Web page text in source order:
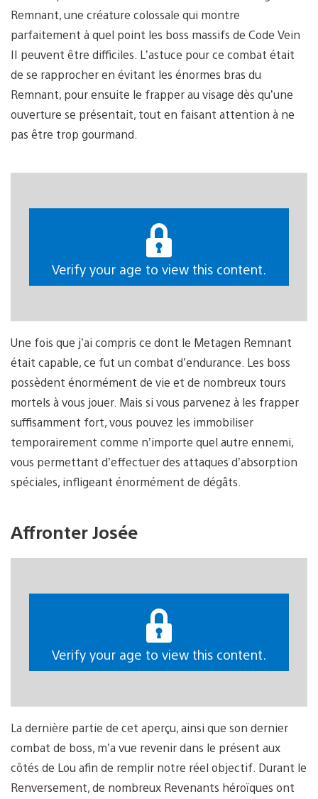
Remnant, une créature colossale qui montre
parfaitement à quel point les boss massifs de Code Vein
II peuvent être difficiles. L’astuce pour ce combat était
de se rapprocher en évitant les énormes bras du
Remnant, pour ensuite le frapper au visage dès qu’une
ouverture se présentait, tout en faisant attention à ne
pas être trop gourmand.
Verify your age to view this content.
Une fois que j’ai compris ce dont le Metagen Remnant
était capable, ce fut un combat d’endurance. Les boss
possèdent énormément de vie et de nombreux tours
mortels à vous jouer. Mais si vous parvenez à les frapper
suffisamment fort, vous pouvez les immobiliser
temporairement comme n’importe quel autre ennemi,
vous permettant d’effectuer des attaques d’absorption
spéciales, infligeant énormément de dégâts.
Affronter Josée
Verify your age to view this content.
La dernière partie de cet aperçu, ainsi que son dernier
combat de boss, m’a vue revenir dans le présent aux
côtés de Lou afin de remplir notre réel objectif. Durant le
Renversement, de nombreux Revenants héroïques ont